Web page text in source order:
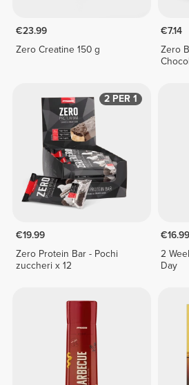
€23.99
Zero Creatine 150 g
€7.14
Zero
2 PER 1
€19.99
Zero Protein Bar - Pochi
zuccheri x 12
€16.99
2
Day